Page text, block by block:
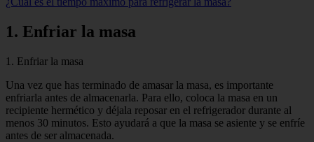
1. Enfriar la masa
1. Enfriar la masa
Una vez que has terminado de amasar la masa, es importante
enfriarla antes de almacenarla. Para ello, coloca la masa en un
recipiente hermético y déjala reposar en el refrigerador durante al
menos 30 minutos. Esto ayudará a que la masa se asiente y se enfríe
antes de ser almacenada.